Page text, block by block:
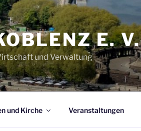
E. V.
und Verwaltung
und Kirche Veranstaltungen